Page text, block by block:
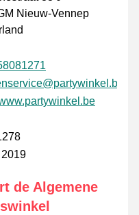
Nieuw-Vennep
de Algemene